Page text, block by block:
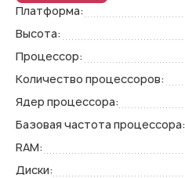
Платформа:
Высота:
Процессор:
Количество процессоров:
Ядер процессора:
Базовая частота процессора:
RAM:
Диски: